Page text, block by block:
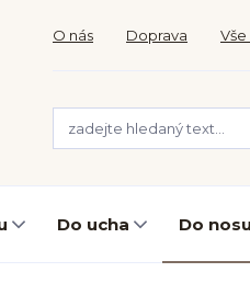
O nás Doprava
Do ucha Do nosu